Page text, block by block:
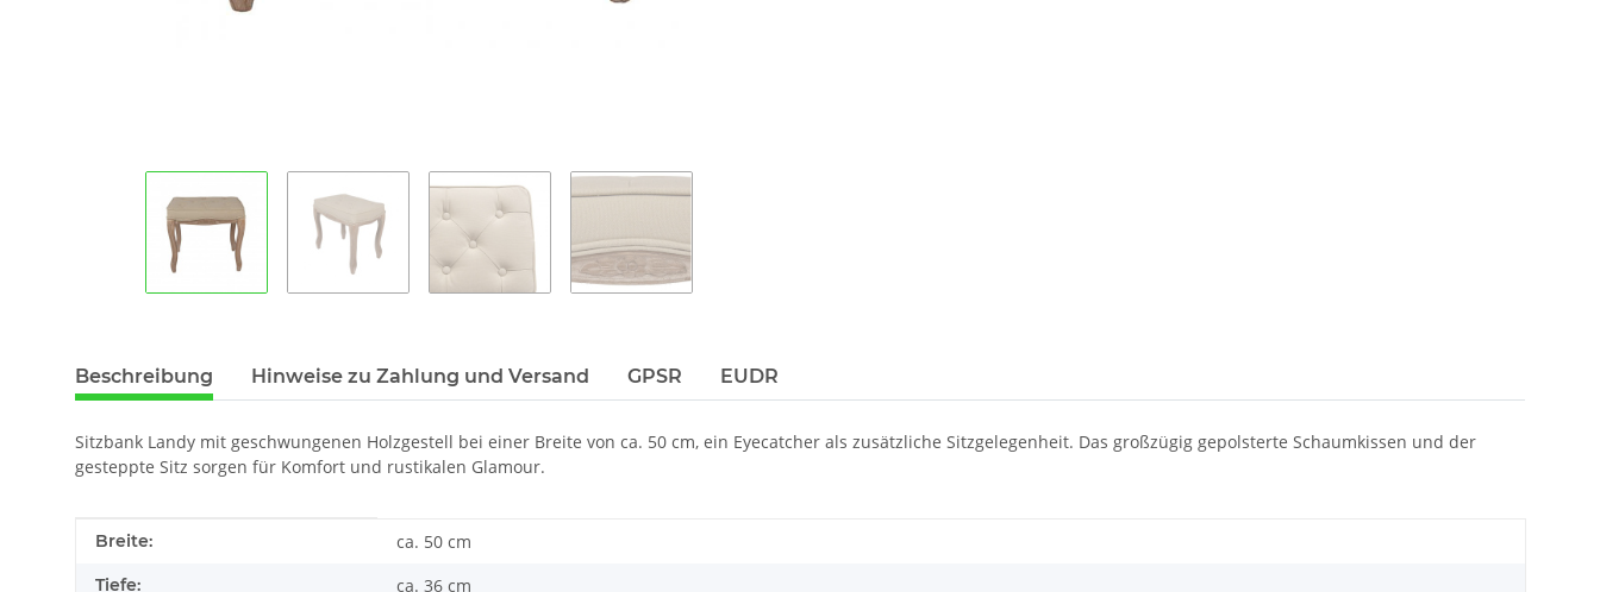
Beschreibung Hinweise zu Zahlung und Versand GPSR EUDR
Sitzbank Landy mit geschwungenen Holzgestell bei einer Breite von ca. 50 cm, ein Eyecatcher als zusätzliche Sitzgelegenheit. Das großzügig gepolsterte Schaumkissen und der
gesteppte Sitz sorgen für Komfort und rustikalen Glamour.
Produkteigenschaft
Wert
Breite: ca. 50 cm
Tiefe: ca. 36 cm